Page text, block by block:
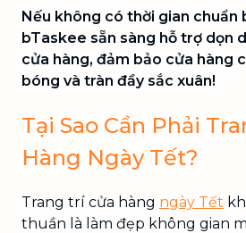
Nếu không có thời gian chuẩn
bTaskee sẵn sàng hỗ trợ dọn
cửa hàng, đảm bảo cửa hàng
bóng và tràn đầy sắc xuân!
Tại Sao Cần Phải
Hàng Ngày Tết?
Trang trí cửa hàng ngày Tết
thuần là làm đẹp không gian